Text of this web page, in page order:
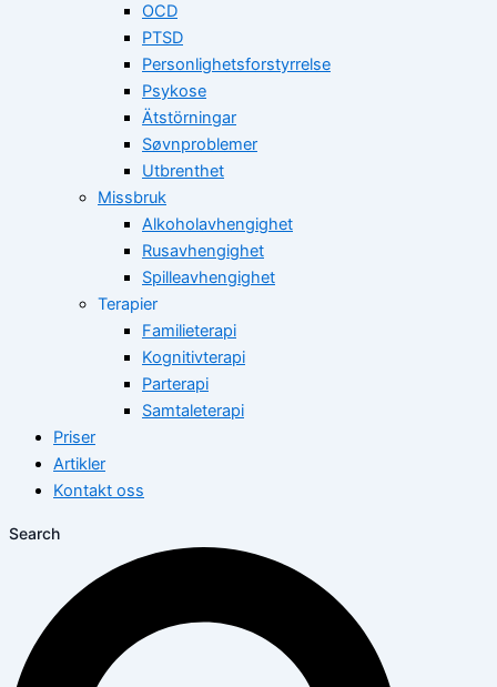
OCD
PTSD
Personlighetsforstyrrelse
Psykose
Ätstörningar
Søvnproblemer
Utbrenthet
Missbruk
Alkoholavhengighet
Rusavhengighet
Spilleavhengighet
Terapier
Familieterapi
Kognitivterapi
Parterapi
Samtaleterapi
Priser
Artikler
Kontakt oss
Search